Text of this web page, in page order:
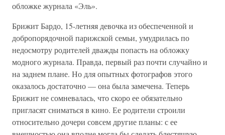
обложке журнала «Эль».
Брижит Бардо, 15-летняя девочка из обеспеченной и
добропорядочной парижской семьи, умудрилась по
недосмотру родителей дважды попасть на обложку
модного журнала. Правда, первый раз почти случайно и
на заднем плане. Но для опытных фотографов этого
оказалось достаточно — она была замечена. Теперь
Брижит не сомневалась, что скоро ее обязательно
пригласят сниматься в кино. Ее родители строили
относительно дочери совсем другие планы: с ее